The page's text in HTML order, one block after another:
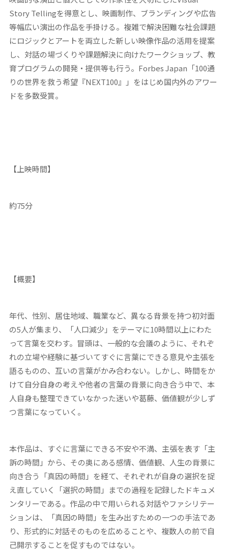
Story Tellingを得意とし、映画制作、ブランディングや広告
等幅広い演出の作品を手掛ける。複雑で解決困難な社会課題
にロジックとアートを両立した新しい映像作品の活用を提案
し、対話の場づくりや課題解決に向けたワークショップ、教
育プログラムの開発・提供等も行う。Forbes Japan「100通
りの世界を救う希望『NEXT100』」をはじめ国内外のアワー
ドを多数受賞。
【上映時間】
約75分
【概要】
年代、性別、居住地域、職業など、異なる背景を持つ初対面
の5人が集まり、「人口減少」をテーマに10時間以上にわた
って言葉を交わす。冒頭は、一般的な会議のように、それぞ
れの立場や経験に基づいてすぐに言葉にできる意見や主張を
語るものの、互いの言葉がかみ合わない。しかし、時間をか
けて自分自身の考えや他者の言葉の背景に向き合う中で、本
人自身も整理できていなかった迷いや葛藤、価値観が少しず
つ言葉になっていく。
本作品は、すぐに言葉にできる不安や不満、主張を表す「主
訴の時間」から、その奥にある感情、価値観、人生の背景に
向き合う「真因の時間」を経て、それぞれが自身の選択を捉
え直していく「選択の時間」までの過程を記録したドキュメ
ンタリーである。作品の中で用いられる対話やファシリテー
ションは、「真因の時間」を生み出すための一つの手法であ
り、形式的に対話そのものを広めることや、複数人の前で自
己開示することを促すものではない。